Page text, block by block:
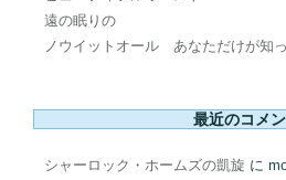
遠の眠りの
ノウイットオール あなただけが知
最近のコメ
シャーロック・ホームズの凱旋 に